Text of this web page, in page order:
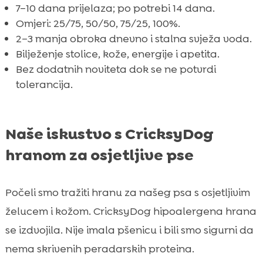
7–10 dana prijelaza; po potrebi 14 dana.
Omjeri: 25/75, 50/50, 75/25, 100%.
2–3 manja obroka dnevno i stalna svježa voda.
Bilježenje stolice, kože, energije i apetita.
Bez dodatnih noviteta dok se ne potvrdi
tolerancija.
Naše iskustvo s CricksyDog
hranom za osjetljive pse
Počeli smo tražiti hranu za našeg psa s osjetljivim
želucem i kožom. CricksyDog hipoalergena hrana
se izdvojila. Nije imala pšenicu i bili smo sigurni da
nema skrivenih peradarskih proteina.